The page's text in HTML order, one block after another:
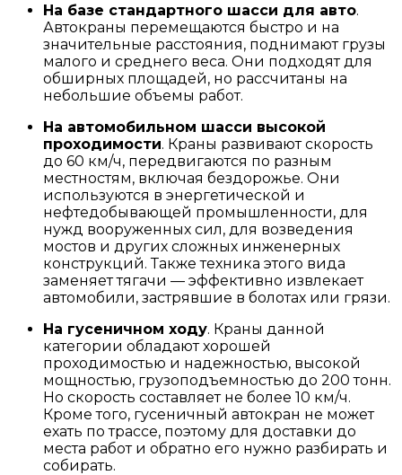
На базе стандартного шасси для авто.
Автокраны перемещаются быстро и на
значительные расстояния, поднимают грузы
малого и среднего веса. Они подходят для
обширных площадей, но рассчитаны на
небольшие объемы работ.
На автомобильном шасси высокой
проходимости. Краны развивают скорость
до 60 км/ч, передвигаются по разным
местностям, включая бездорожье. Они
используются в энергетической и
нефтедобывающей промышленности, для
нужд вооруженных сил, для возведения
мостов и других сложных инженерных
конструкций. Также техника этого вида
заменяет тягачи — эффективно извлекает
автомобили, застрявшие в болотах или грязи.
На гусеничном ходу. Краны данной
категории обладают хорошей
проходимостью и надежностью, высокой
мощностью, грузоподъемностью до 200 тонн.
Но скорость составляет не более 10 км/ч.
Кроме того, гусеничный автокран не может
ехать по трассе, поэтому для доставки до
места работ и обратно его нужно разбирать и
собирать.